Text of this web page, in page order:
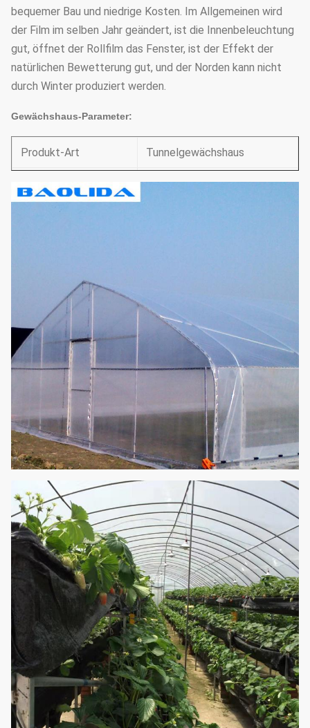
bequemer Bau und niedrige Kosten. Im Allgemeinen wird
der Film im selben Jahr geändert, ist die Innenbeleuchtung
gut, öffnet der Rollfilm das Fenster, ist der Effekt der
natürlichen Bewetterung gut, und der Norden kann nicht
durch Winter produziert werden.
Gewächshaus-Parameter:
Produkt-Art Tunnelgewächshaus
4m-10m (13,12' - 32,8')
Dach-Höhe
Abdeckung Kriegs
Mikroplastikfilm 150 oder
Natürliche
Bewetterung
Motorantriebs- oder
manuelle rollende
Entlüftungen auf zwei Seiten
Optionale Systeme
Kühlsystem Pat&fan;
Heizsystem; Schattieren des
Systems;
Berieselungssystem;
Nebelsystem;
Beleuchtungssystem;
Wasserkultursystem;
Anlagen, die System klettern;
Unkrautmatte; Blumentopf;
Samenbehälter etc.